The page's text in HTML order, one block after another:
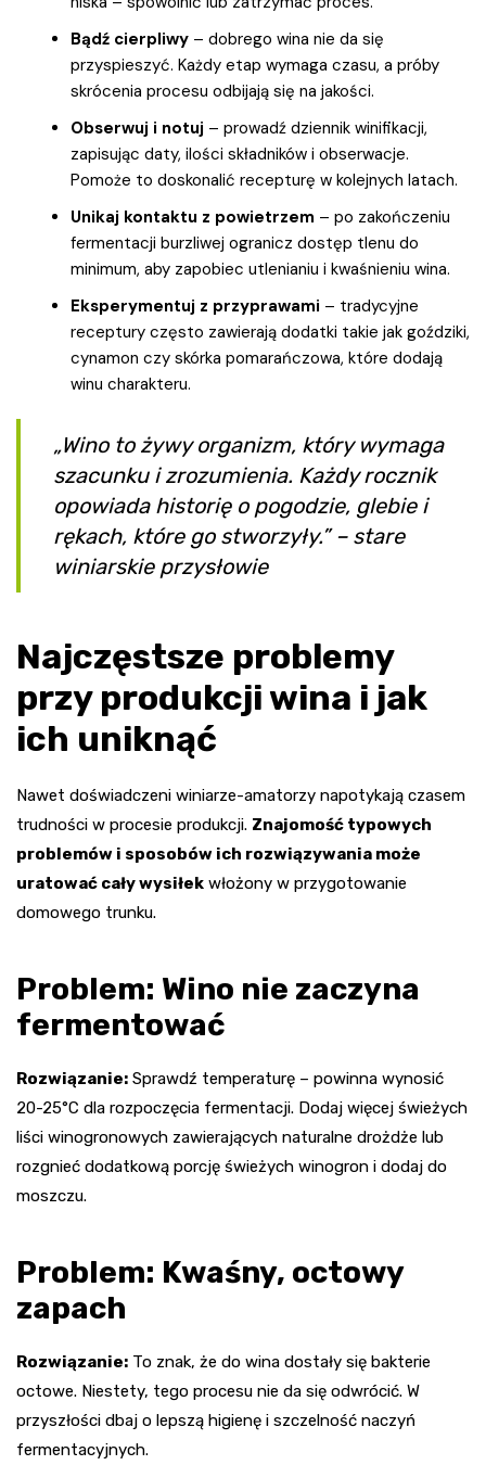
Bądź cierpliwy – dobrego wina nie da się
przyspieszyć. Każdy etap wymaga czasu, a próby
skrócenia procesu odbijają się na jakości.
Obserwuj i notuj – prowadź dziennik winifikacji,
zapisując daty, ilości składników i obserwacje.
Pomoże to doskonalić recepturę w kolejnych latach.
Unikaj kontaktu z powietrzem – po zakończeniu
fermentacji burzliwej ogranicz dostęp tlenu do
minimum, aby zapobiec utlenianiu i kwaśnieniu wina.
Eksperymentuj z przyprawami – tradycyjne
receptury często zawierają dodatki takie jak goździki,
cynamon czy skórka pomarańczowa, które dodają
winu charakteru.
„Wino to żywy organizm, który wymaga
szacunku i zrozumienia. Każdy rocznik
opowiada historię o pogodzie, glebie i
rękach, które go stworzyły.”– stare
winiarskie przysłowie
Najczęstsze problemy
przy produkcji wina i jak
ich uniknąć
Nawet doświadczeni winiarze-amatorzy napotykają czasem
trudności w procesie produkcji. Znajomość typowych
problemów i sposobów ich rozwiązywania może
uratować cały wysiłek włożony w przygotowanie
domowego trunku.
Problem: Wino nie zaczyna
fermentować
Rozwiązanie: Sprawdź temperaturę – powinna wynosić
20-25°C dla rozpoczęcia fermentacji. Dodaj więcej świeżych
liści winogronowych zawierających naturalne drożdże lub
rozgnieć dodatkową porcję świeżych winogron i dodaj do
moszczu.
Problem: Kwaśny, octowy
zapach
Rozwiązanie: To znak, że do wina dostały się bakterie
octowe. Niestety, tego procesu nie da się odwrócić. W
przyszłości dbaj o lepszą higienę i szczelność naczyń
fermentacyjnych.